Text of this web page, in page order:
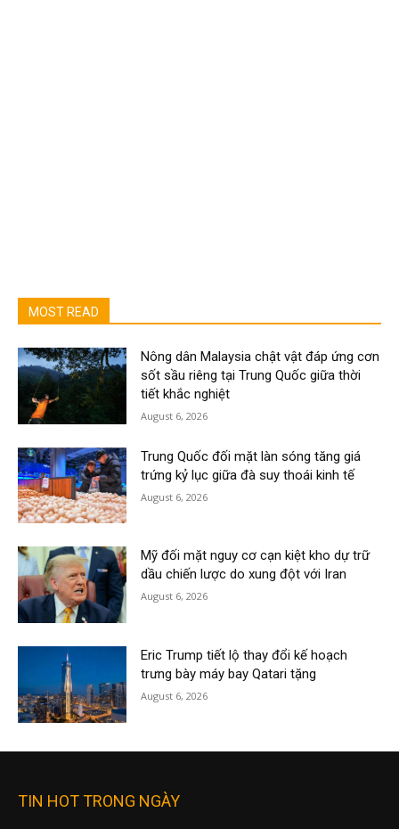
MOST READ
Nông dân Malaysia chật vật đáp ứng cơn
sốt sầu riêng tại Trung Quốc giữa thời
tiết khắc nghiệt
August 6, 2026
Trung Quốc đối mặt làn sóng tăng giá
trứng kỷ lục giữa đà suy thoái kinh tế
August 6, 2026
Mỹ đối mặt nguy cơ cạn kiệt kho dự trữ
dầu chiến lược do xung đột với Iran
August 6, 2026
Eric Trump tiết lộ thay đổi kế hoạch
trưng bày máy bay Qatari tặng
August 6, 2026
TIN HOT TRONG NGÀY